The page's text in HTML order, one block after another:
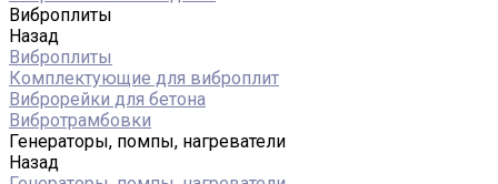
Виброплиты
Назад
Виброплиты
Комплектующие для виброплит
Виброрейки для бетона
Вибротрамбовки
Генераторы, помпы, нагреватели
Назад